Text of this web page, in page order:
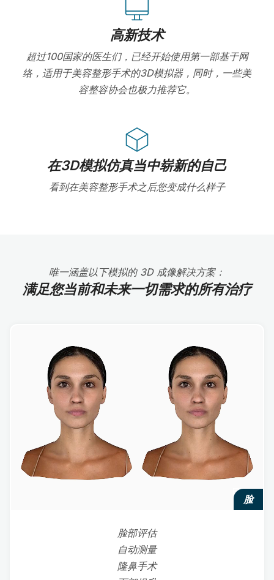
高新技术
超过100国家的医生们，已经开始使用第一部基于网
络，适用于美容整形手术的3D模拟器，同时，一些美
容整容协会也极力推荐它。
在3D模拟仿真当中崭新的自己
看到在美容整形手术之后您变成什么样子
唯一涵盖以下模拟的 3D 成像解决方案：
满足您当前和未来一切需求的所有治疗
脸
脸部评估
自动测量
隆鼻手术